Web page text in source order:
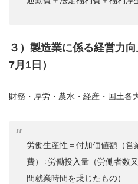
３）製造業に係る経営力
7月1日）
財務・厚労・農水・経産・国土各
労働生産性＝付加価値額（営
費）÷労働投入量（労働者数
間就業時間を乗じたもの）